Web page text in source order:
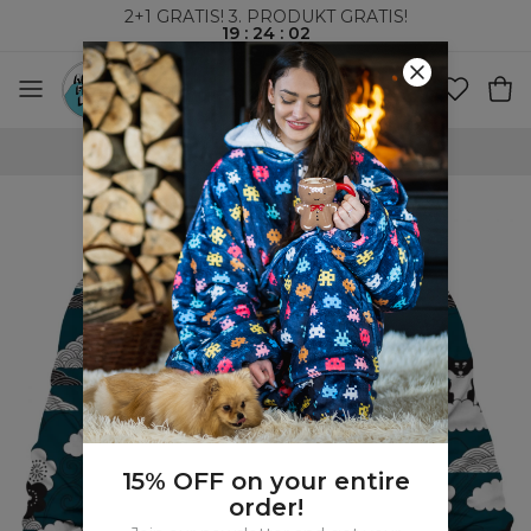
2+1 GRATIS! 3. PRODUKT GRATIS!
19 :24 :01
VERDENSOMSPENNENDE FRAKT
15% OFF on your entire
order!